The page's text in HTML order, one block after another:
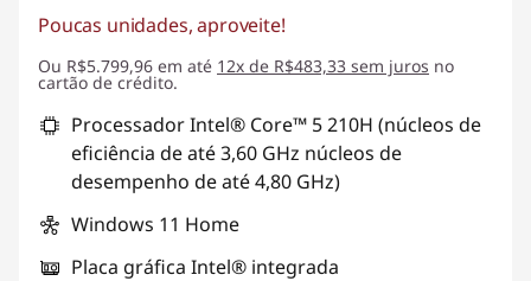
Economias instantâneas :
Poucas unidades, aproveite!
Ou R$5.799,96 em até 12x de R$483,33 sem juros no
cartão de crédito.
Processador Intel® Core™ 5 210H (núcleos de
eficiência de até 3,60 GHz núcleos de
desempenho de até 4,80 GHz)
Windows 11 Home
Placa gráfica Intel® integrada